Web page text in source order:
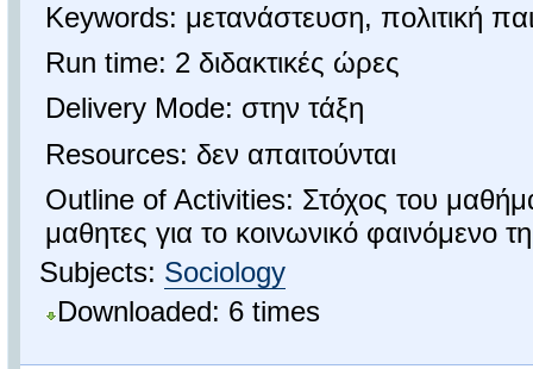
Keywords: μετανάστευση, πολιτική
Run time: 2 διδακτικές ώρες
Delivery Mode: στην τάξη
Resources: δεν απαιτούνται
Outline of Activities: Στόχος του
μαθητες για το κοινωνικό φαινόμενο
Subjects: Sociology
Downloaded: 6 times